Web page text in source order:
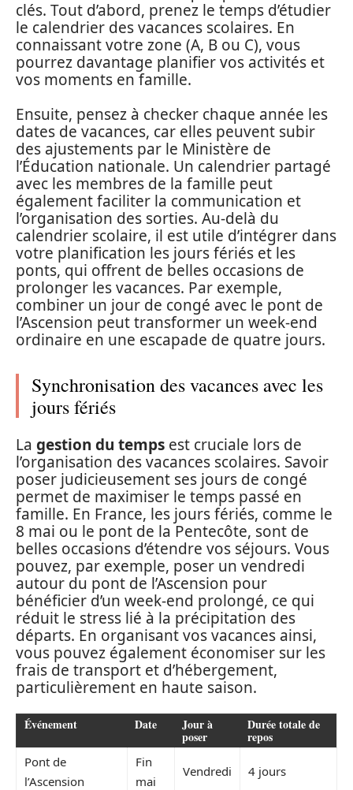
clés. Tout d’abord, prenez le temps d’étudier
le calendrier des vacances scolaires. En
connaissant votre zone (A, B ou C), vous
pourrez davantage planifier vos activités et
vos moments en famille.
Ensuite, pensez à checker chaque année les
dates de vacances, car elles peuvent subir
des ajustements par le Ministère de
l’Éducation nationale. Un calendrier partagé
avec les membres de la famille peut
également faciliter la communication et
l’organisation des sorties. Au-delà du
calendrier scolaire, il est utile d’intégrer dans
votre planification les jours fériés et les
ponts, qui offrent de belles occasions de
prolonger les vacances. Par exemple,
combiner un jour de congé avec le pont de
l’Ascension peut transformer un week-end
ordinaire en une escapade de quatre jours.
Synchronisation des vacances avec les
jours fériés
La gestion du temps est cruciale lors de
l’organisation des vacances scolaires. Savoir
poser judicieusement ses jours de congé
permet de maximiser le temps passé en
famille. En France, les jours fériés, comme le
8 mai ou le pont de la Pentecôte, sont de
belles occasions d’étendre vos séjours. Vous
pouvez, par exemple, poser un vendredi
autour du pont de l’Ascension pour
bénéficier d’un week-end prolongé, ce qui
réduit le stress lié à la précipitation des
départs. En organisant vos vacances ainsi,
vous pouvez également économiser sur les
frais de transport et d’hébergement,
particulièrement en haute saison.
Événement Date Jour à
poser
Durée totale de
repos
Pont de
l’Ascension
Fin
mai
Vendredi 4 jours